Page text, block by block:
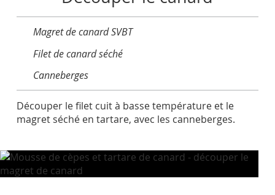
Magret de canard SVBT
Filet de canard séché
Canneberges
Découper le filet cuit à basse température et le
magret séché en tartare, avec les canneberges.